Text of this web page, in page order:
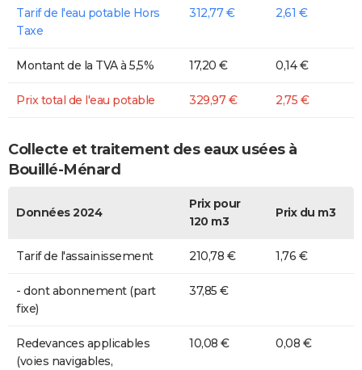
Tarif de l'eau potable Hors
Taxe
312,77 € 2,61 €
Montant de la TVA à 5,5% 17,20 € 0,14 €
Prix total de l'eau potable 329,97 € 2,75 €
Collecte et traitement des eaux usées à
Bouillé-Ménard
Données 2024
Prix pour
120 m3
Prix du m3
Tarif de l'assainissement 210,78 € 1,76 €
- dont abonnement (part
fixe)
37,85 €
Redevances applicables
(voies navigables,
10,08 € 0,08 €